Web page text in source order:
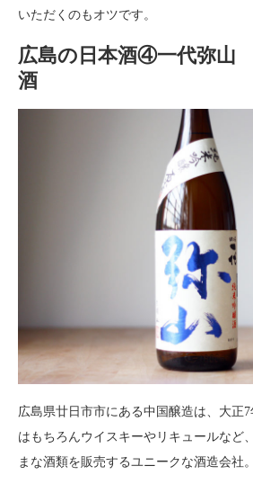
いただくのもオツです。
広島の日本酒④一代弥
酒
広島県廿日市市にある中国醸造は、大正
はもちろんウイスキーやリキュールなど
まな酒類を販売するユニークな酒造会社。